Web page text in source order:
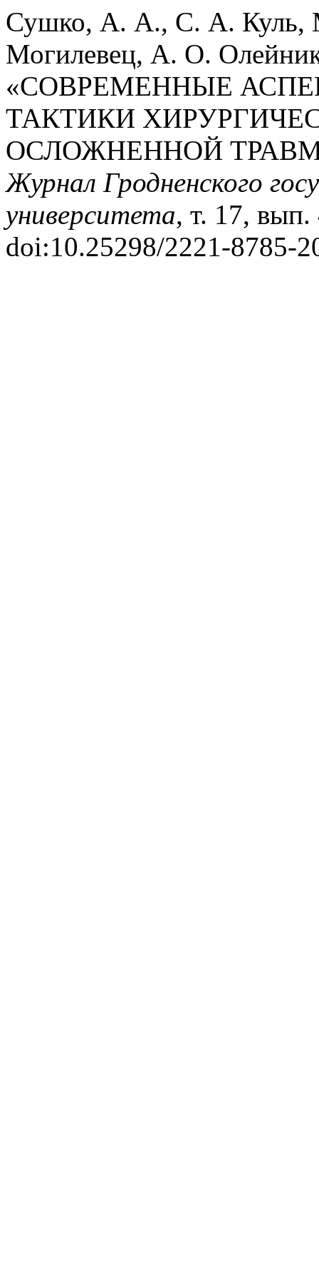
Сушко, А. А., С. А.
Могилевец, А. О.
«СОВРЕМЕННЫЕ
ТАКТИКИ
ОСЛОЖНЕННОЙ
Журнал Гродненского
университета, т. 17,
doi:10.25298/2221-8785-